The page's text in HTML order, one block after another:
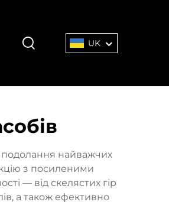
UK
подолання найважчих
з посиленими
— від скелястих гір
а також ефективно